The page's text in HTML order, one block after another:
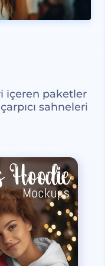
içeren paketler
sahneleri